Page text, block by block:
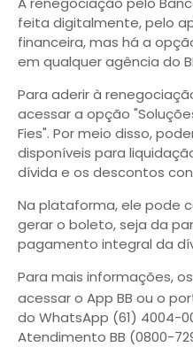
feita digitalmente, pelo
financeira, mas há a
em qualquer agência do
Para aderir à
acessar a opção
Fies". Por meio disso,
disponíveis para
dívida e os descontos
Na plataforma, ele pode
gerar o boleto, seja da
pagamento integral da
Para mais informações,
acessar o App BB ou o
do WhatsApp (61) 4004-
Atendimento BB (0800-